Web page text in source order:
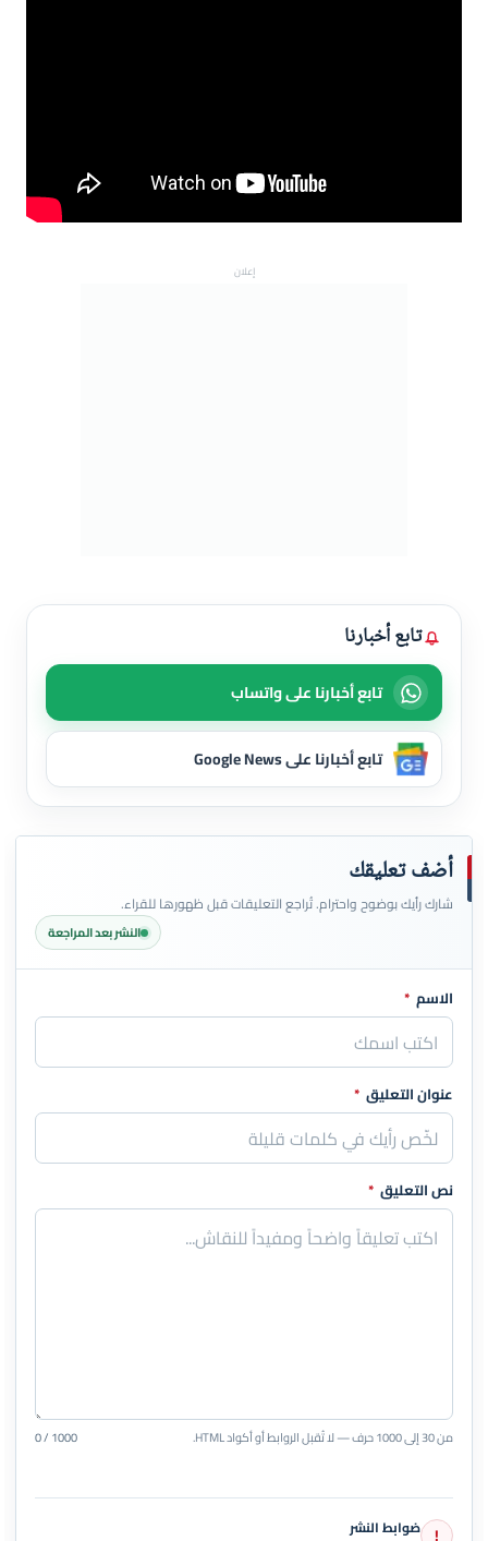
إعلان
تابع أخبارنا
تابع أخبارنا على واتساب
تابع أخبارنا على Google News
أضف تعليقك
شارك رأيك بوضوح واحترام. تُراجع التعليقات قبل ظهورها للقراء.
النشر بعد المراجعة
اترك هذا الحقل فارغاً
الاسم *
عنوان التعليق *
نص التعليق *
من 30 إلى 1000 حرف — لا تُقبل الروابط أو أكواد HTML. 0 / 1000
! ضوابط النشر